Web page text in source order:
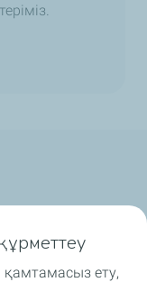
қамтамасыз ету,